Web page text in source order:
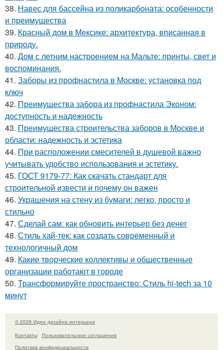
38. Навес для бассейна из поликарбоната: особенности
и преимущества
39. Красный дом в Мексике: архитектура, вписанная в
природу.
40. Дом с летним настроением на Мальте: принты, свет и
воспоминания.
41. Заборы из профнастила в Москве: установка под
ключ
42. Преимущества забора из профнастила Эконом:
доступность и надежность
43. Преимущества строительства заборов в Москве и
области: надежность и эстетика
44. При расположении смесителей в душевой важно
учитывать удобство использования и эстетику.
45. ГОСТ 9179-77: Как скачать стандарт для
строительной извести и почему он важен
46. Украшения на стену из бумаги: легко, просто и
стильно
47. Сделай сам: как обновить интерьер без денег
48. Стиль хай-тек: как создать современный и
технологичный дом
49. Какие творческие коллективы и общественные
организации работают в городе
50. Трансформируйте пространство: Стиль hi-tech за 10
минут
© 2026 Идеи дизайна интерьера
Контакты
Пользовательское соглашение
Политика конфидециальности